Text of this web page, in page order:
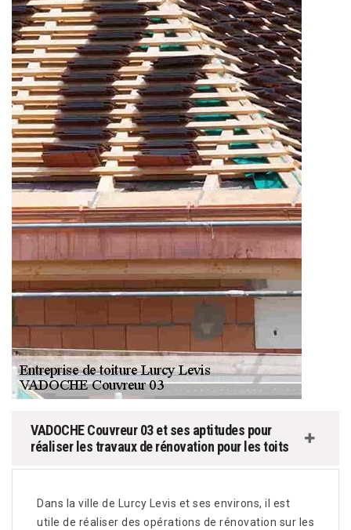
VADOCHE Couvreur 03 et ses aptitudes pour
réaliser les travaux de rénovation pour les toits
Dans la ville de Lurcy Levis et ses environs, il est
utile de réaliser des opérations de rénovation sur les